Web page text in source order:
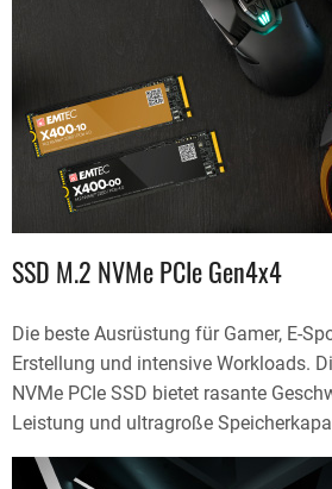
SSD M.2 NVMe PCIe Gen4x4
Die beste Ausrüstung für Gamer, E-
Erstellung und intensive Workloads.
NVMe PCIe SSD bietet rasante
Leistung und ultragroße